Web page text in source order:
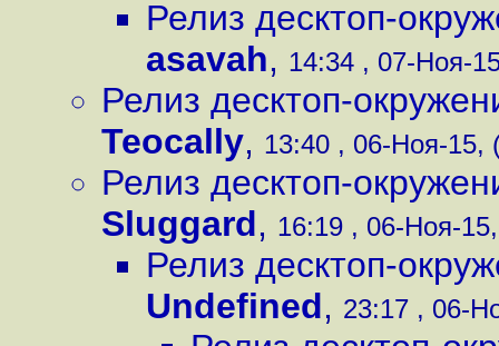
Релиз десктоп-
asavah, 14:34 , 07-Ноя-
Релиз десктоп-
Teocally, 13:40 , 06-Ноя-15,
Релиз десктоп-
Sluggard, 16:19 , 06-Ноя-
Релиз десктоп-
Undefined, 23:17 , 06-